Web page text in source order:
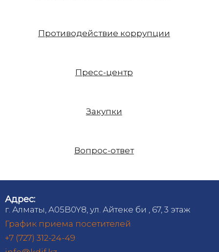
Противодействие коррупции
Пресс-центр
Закупки
Вопрос-ответ
Адрес:
г. Алматы, A05B0Y8, ул. Айтеке би , 67, 3 этаж
График приема посетителей
+7 (727) 312-24-49